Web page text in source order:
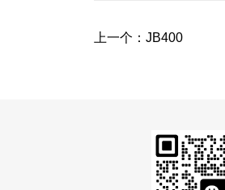
上一个： JB400